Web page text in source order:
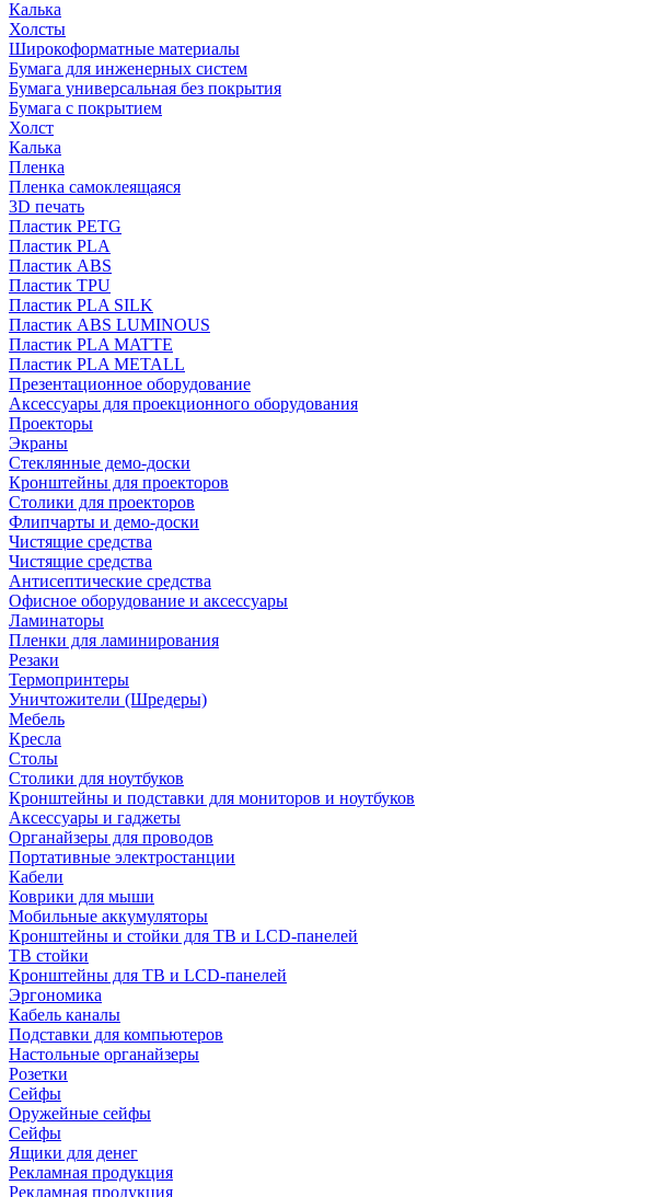
Калька
Холсты
Широкоформатные материалы
Бумага для инженерных систем
Бумага универсальная без покрытия
Бумага с покрытием
Холст
Калька
Пленка
Пленка самоклеящаяся
3D печать
Пластик PETG
Пластик PLA
Пластик ABS
Пластик TPU
Пластик PLA SILK
Пластик ABS LUMINOUS
Пластик PLA MATTE
Пластик PLA METALL
Презентационное оборудование
Аксессуары для проекционного оборудования
Проекторы
Экраны
Стеклянные демо-доски
Кронштейны для проекторов
Столики для проекторов
Флипчарты и демо-доски
Чистящие средства
Чистящие средства
Антисептические средства
Офисное оборудование и аксессуары
Ламинаторы
Пленки для ламинирования
Резаки
Термопринтеры
Уничтожители (Шредеры)
Мебель
Кресла
Столы
Столики для ноутбуков
Кронштейны и подставки для мониторов и ноутбуков
Аксессуары и гаджеты
Органайзеры для проводов
Портативные электростанции
Кабели
Коврики для мыши
Мобильные аккумуляторы
Кронштейны и стойки для ТВ и LCD-панелей
ТВ стойки
Кронштейны для ТВ и LCD-панелей
Эргономика
Кабель каналы
Подставки для компьютеров
Настольные органайзеры
Розетки
Сейфы
Оружейные сейфы
Сейфы
Ящики для денег
Рекламная продукция
Рекламная продукция